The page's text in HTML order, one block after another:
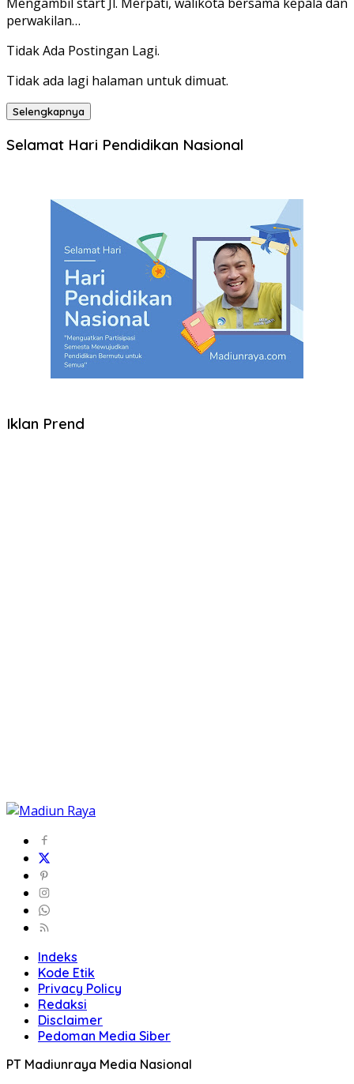
perwakilan…
Tidak Ada Postingan Lagi.
Tidak ada lagi halaman untuk dimuat.
Selengkapnya
Selamat Hari Pendidikan Nasional
Iklan Prend
Indeks
Kode Etik
Privacy Policy
Redaksi
Disclaimer
Pedoman Media Siber
PT Madiunraya Media Nasional